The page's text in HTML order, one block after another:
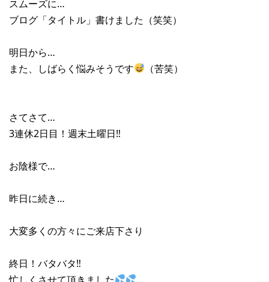
スムーズに…
ブログ「タイトル」書けました（笑笑）
明日から…
また、しばらく悩みそうです
（苦笑）
さてさて…
3連休2日目！週末土曜日‼︎
お陰様で…
昨日に続き…
大変多くの方々にご来店下さり
終日！バタバタ‼︎
忙しくさせて頂きました